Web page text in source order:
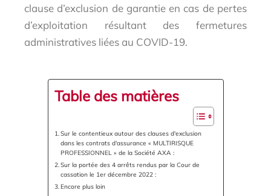
clause d’exclusion de garantie en cas de pertes
d’exploitation résultant des fermetures
administratives liées au COVID-19.
Table des matières
Sur le contentieux autour des clauses d'exclusion
dans les contrats d'assurance « MULTIRISQUE
PROFESSIONNEL » de la Société AXA :
Sur la portée des 4 arrêts rendus par la Cour de
cassation le 1er décembre 2022 :
Encore plus loin